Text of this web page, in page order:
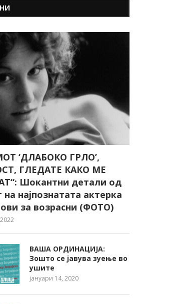
‘ДЛАБОКО ГРЛО’,
ГЛЕДАТЕ КАКО МЕ
Шокантни детали од
најпознатата актерка
за возрасни (ФОТО)
ВАША ОРДИНАЦИЈА:
Зошто се јавува зуење во
ушите
јануари 14, 2020